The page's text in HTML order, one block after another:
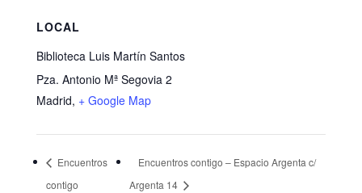
LOCAL
Biblioteca Luis Martín Santos
Pza. Antonio Mª Segovia 2
Madrid, + Google Map
Encuentros
contigo
Encuentros contigo – Espacio Argenta c/
Argenta 14